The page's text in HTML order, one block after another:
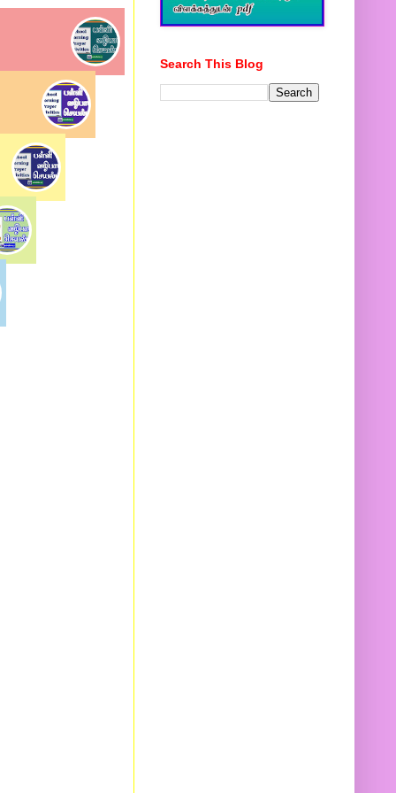
Search This Blog